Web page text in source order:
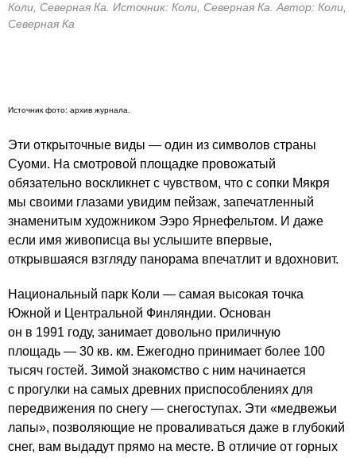
Коли, Северная Ка. Источник: Коли, Северная Ка. Автор: Коли,
Северная Ка
Источник фото: архив журнала.
Эти открыточные виды — один из символов страны
Суоми. На смотровой площадке провожатый
обязательно воскликнет с чувством, что с сопки Мякря
мы своими глазами увидим пейзаж, запечатленный
знаменитым художником Ээро Ярнефельтом. И даже
если имя живописца вы услышите впервые,
открывшаяся взгляду панорама впечатлит и вдохновит.
Национальный парк Коли — самая высокая точка
Южной и Центральной Финляндии. Основан
он в 1991 году, занимает довольно приличную
площадь — 30 кв. км. Ежегодно принимает более 100
тысяч гостей. Зимой знакомство с ним начинается
с прогулки на самых древних приспособлениях для
передвижения по снегу — снегоступах. Эти «медвежьи
лапы», позволяющие не проваливаться даже в глубокий
снег, вам выдадут прямо на месте. В отличие от горных